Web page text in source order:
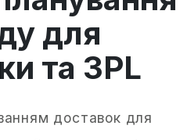
для
та 3PL
доставок для